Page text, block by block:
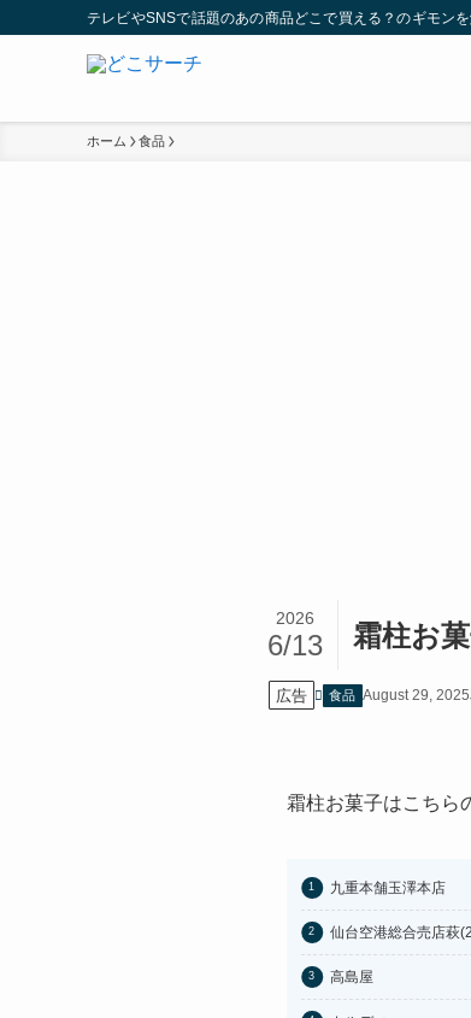
テレビやSNSで話題のあの商品どこで買える？のギモン
ホーム 食品
霜柱お
2026
6/13
広告 食品 August 29, 2025
霜柱お菓子はこちら
九重本舗玉澤本店
仙台空港総合売店萩
高島屋